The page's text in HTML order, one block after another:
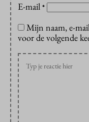
E-mail *
Mijn naam, e-
voor de volgende